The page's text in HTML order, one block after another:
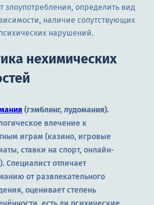
злоупотребления, определить вид
наличие сопутствующих
нарушений.
нехимических
(гэмблинг, лудомания).
влечение к
играм (казино, игровые
ставки на спорт, онлайн-
Специалист отличает
от развлекательного
оценивает степень